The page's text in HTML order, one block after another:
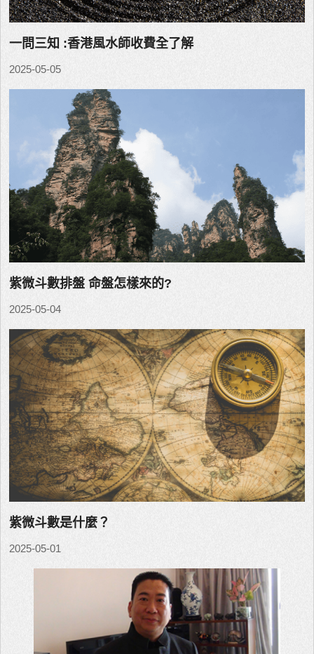
一問三知 :香港風水師收費全了解
2025-05-05
紫微斗數排盤 命盤怎樣來的?
2025-05-04
紫微斗數是什麼？
2025-05-01